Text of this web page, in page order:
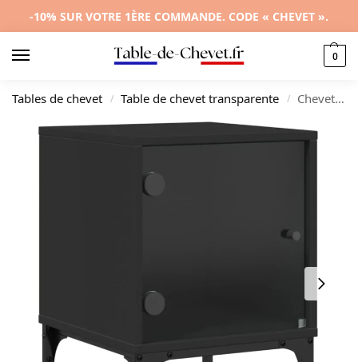
-10% SUR VOTRE 1ÈRE COMMANDE. CODE « CHEVET ».
0
Tables de chevet / Table de chevet transparente / Chevet verre noir design moderne transparent compact, 35x37x50cm